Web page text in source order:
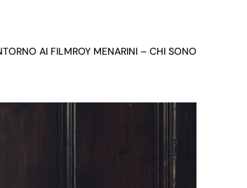
AI FILMROY MENARINI – CHI SONO